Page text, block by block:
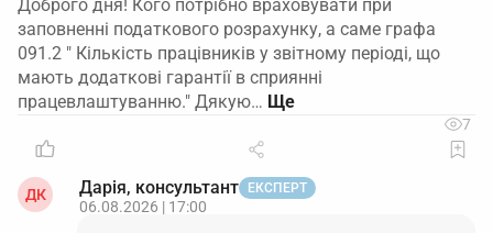
Доброго дня! Кого потрібно враховувати при
заповненні податкового розрахунку, а саме графа
091.2 " Кількість працівників у звітному періоді, що
мають додаткові гарантії в сприянні
працевлаштуванню." Дякую…
7
ДК Дарія, консультант ЕКСПЕРТ
06.08.2026 | 17:00